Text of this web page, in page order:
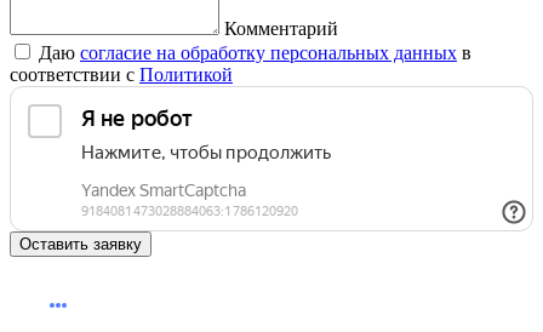
Комментарий
Даю согласие на обработку персональных данных в
соответствии с Политикой
Оставить заявку